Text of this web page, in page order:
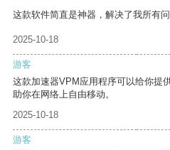
这款软件简直是神器，解决了我所有问
2025-10-18
游客
这款加速器VPM应用程序可以给你提
助你在网络上自由移动。
2025-10-18
游客